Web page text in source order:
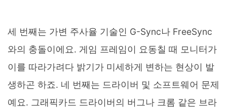
세 번째는 가변 주사율 기술인 G-Sync나 FreeSync
와의 충돌이에요. 게임 프레임이 요동칠 때 모니터가
이를 따라가려다 밝기가 미세하게 변하는 현상이 발
생하곤 하죠. 네 번째는 드라이버 및 소프트웨어 문제
예요. 그래픽카드 드라이버의 버그나 크롬 같은 브라